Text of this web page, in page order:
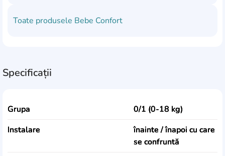
Toate produsele Bebe Confort
Specificații
Grupa
0/1 (0-18 kg)
Instalare
înainte / înapoi cu care
se confruntă